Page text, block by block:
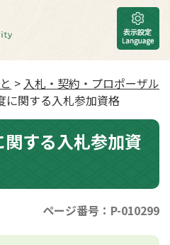
> 入札・契約・プロポーザル
に関する入札参加資格
する入札参加資
ページ番号：P-010299